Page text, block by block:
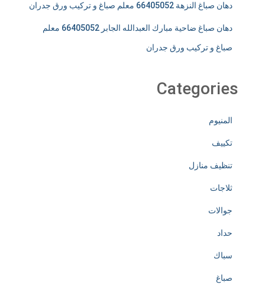
دهان صباغ النزهة 66405052 معلم صباغ و تركيب ورق جدران
دهان صباغ ضاحية مبارك العبدالله الجابر 66405052 معلم
صباغ و تركيب ورق جدران
Categories
المنيوم
تكييف
تنظيف منازل
ثلاجات
جوالات
حداد
سباك
صباغ